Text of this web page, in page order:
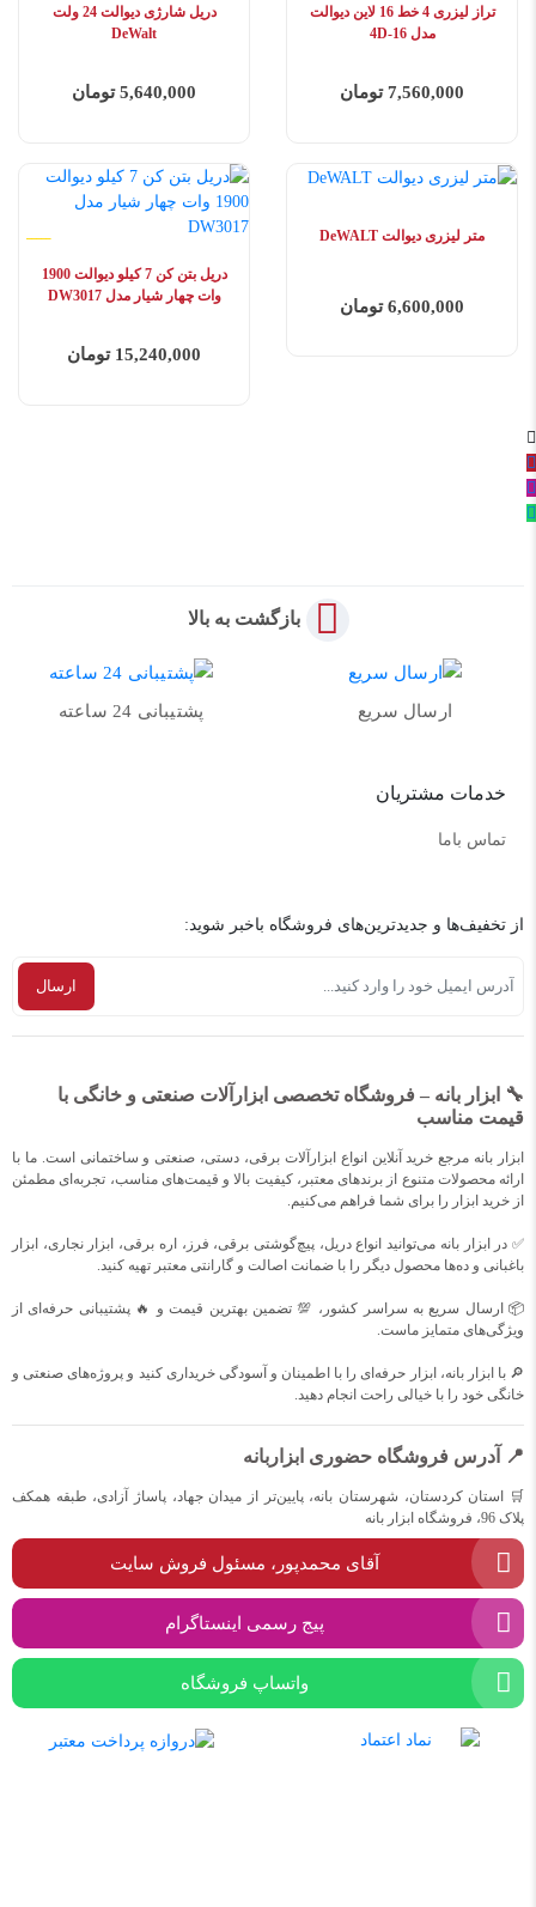
تراز لیزری 4 خط 16 لاین دیوالت
مدل 4D-16
7,560,000 تومان
دریل شارژی دیوالت 24 ولت
DeWalt
5,640,000 تومان
متر لیزری دیوالت DeWALT
6,600,000 تومان
دریل بتن کن 7 کیلو دیوالت 1900
وات چهار شیار مدل DW3017
15,240,000 تومان
بازگشت به بالا
ارسال سریع پشتیبانی 24 ساعته
خدمات مشتریان
تماس باما
از تخفیف‌ها و جدیدترین‌های فروشگاه باخبر شوید:
🔧 ابزار بانه – فروشگاه تخصصی ابزارآلات صنعتی و خانگی با
قیمت مناسب
ابزار بانه مرجع خرید آنلاین انواع ابزارآلات برقی، دستی، صنعتی و ساختمانی است. ما با
ارائه محصولات متنوع از برندهای معتبر، کیفیت بالا و قیمت‌های مناسب، تجربه‌ای مطمئن
از خرید ابزار را برای شما فراهم می‌کنیم.
✅ در ابزار بانه می‌توانید انواع دریل، پیچ‌گوشتی برقی، فرز، اره برقی، ابزار نجاری، ابزار
باغبانی و ده‌ها محصول دیگر را با ضمانت اصالت و گارانتی معتبر تهیه کنید.
📦 ارسال سریع به سراسر کشور، 💯 تضمین بهترین قیمت و 🔥 پشتیبانی حرفه‌ای از
ویژگی‌های متمایز ماست.
🔎 با ابزار بانه، ابزار حرفه‌ای را با اطمینان و آسودگی خریداری کنید و پروژه‌های صنعتی و
خانگی خود را با خیالی راحت انجام دهید.
📍 آدرس فروشگاه حضوری ابزاربانه
🛒 استان کردستان، شهرستان بانه، پایین‌تر از میدان جهاد، پاساژ آزادی، طبقه همکف
پلاک 96، فروشگاه ابزار بانه
آقای محمدپور، مسئول فروش سایت
پیج رسمی اینستاگرام
واتساپ فروشگاه